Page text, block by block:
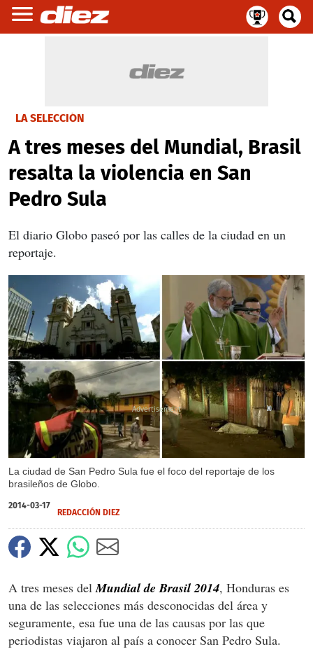
LA SELECCIÓN
A tres meses del Mundial, Brasil
resalta la violencia en San
Pedro Sula
El diario Globo paseó por las calles de la ciudad en un
reportaje.
La ciudad de San Pedro Sula fue el foco del reportaje de los
brasileños de Globo.
X
2014-03-17
REDACCIÓN DIEZ
A tres meses del Mundial de Brasil 2014, Honduras es
una de las selecciones más desconocidas del área y
seguramente, esa fue una de las causas por las que
periodistas viajaron al país a conocer San Pedro Sula.